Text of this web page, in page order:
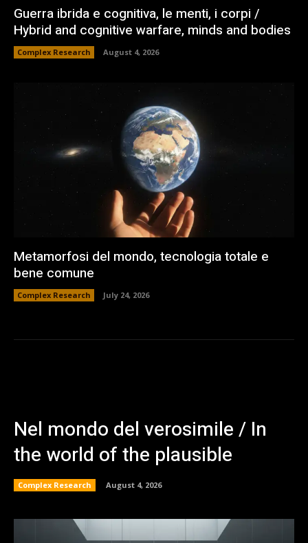
Guerra ibrida e cognitiva, le menti, i corpi /
Hybrid and cognitive warfare, minds and bodies
Complex Research August 4, 2026
Metamorfosi del mondo, tecnologia totale e
bene comune
Complex Research July 24, 2026